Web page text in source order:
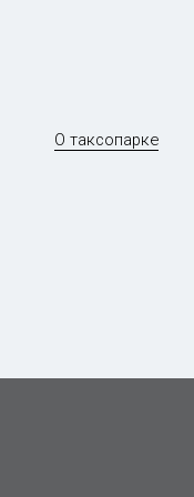
О таксопарке